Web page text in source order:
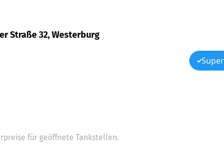
Straße 32, Westerburg
für geöffnete Tankstellen.